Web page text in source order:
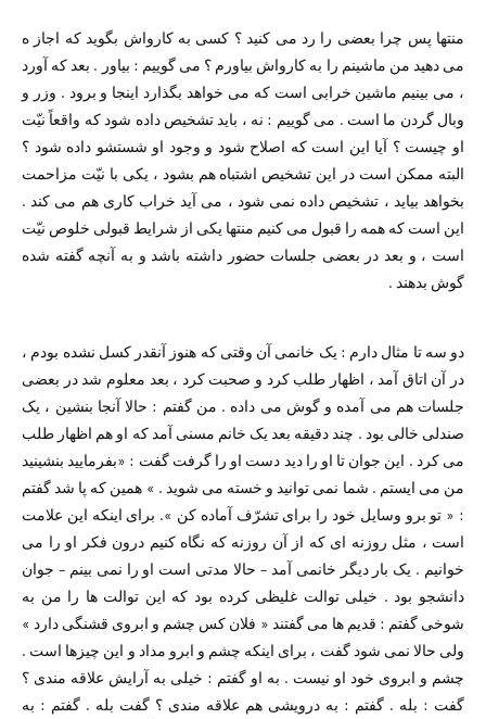
منتها پس چرا بعضی را رد می کنید ؟ کسی به کارواش بگوید که اجاز ه
می دهید من ماشینم را به کارواش بیاورم ؟ می گوییم : بیاور . بعد که آورد
، می بینیم ماشین خرابی است که می خواهد بگذارد اینجا و برود . وزر و
وبال گردن ما است . می گوییم : نه ، باید تشخیص داده شود که واقعاً نیّت
او چیست ؟ آیا این است که اصلاح شود و وجود او شستشو داده شود ؟
البته ممکن است در این تشخیص اشتباه هم بشود ،‌ یکی با نیّت مزاحمت
بخواهد بیاید ، تشخیص داده نمی شود ، می آید خراب کاری هم می کند .
این است که همه را قبول می کنیم منتها یکی از شرایط قبولی خلوص نیّت
است ، و بعد در بعضی جلسات حضور داشته باشد و به آنچه گفته شده
گوش بدهند .
دو سه تا مثال دارم : یک خانمی آن وقتی که هنوز آنقدر کسل نشده بودم ،
در آن اتاق آمد ، اظهار طلب کرد و صحبت کرد ،‌ بعد معلوم شد در بعضی
جلسات هم می آمده و گوش می داده . من گفتم : حالا آنجا بنشین ، یک
صندلی خالی بود . چند دقیقه بعد یک خانم مسنی آمد که او هم اظهار طلب
می کرد . این جوان تا او را دید دست او را گرفت گفت : «‌بفرمایید بنشینید
من می ایستم . شما نمی توانید و خسته می شوید . »‌ همین که پا شد گفتم
: « تو برو وسایل خود را برای تشرّف آماده کن »‌. برای اینکه این علامت
است ،‌ مثل روزنه ای که از آن روزنه که نگاه کنیم درون فکر او را می
خوانیم . یک بار دیگر خانمی آمد – حالا مدتی است او را نمی بینم – جوان
دانشجو بود . خیلی توالت غلیظی کرده بود که این توالت ها را من به
شوخی گفتم : قدیم ها می گفتند « فلان کس چشم و ابروی قشنگی دارد »‌
ولی حالا نمی شود گفت ، برای اینکه چشم و ابرو مداد و این چیزها است .
چشم و ابروی خود او نیست . به او گفتم : خیلی به آرایش علاقه مندی ؟
گفت : بله . گفتم : به درویشی هم علاقه مندی ؟ گفت بله . گفتم : به